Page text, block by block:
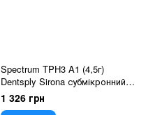
Spectrum TPH3 A1 (4,5г)
Dentsply Sirona субмікронний
гібрид
1 326 грн